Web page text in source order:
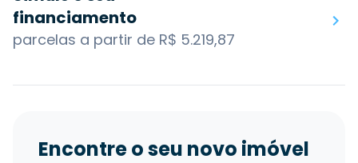
financiamento
parcelas a partir de R$ 5.219,87
Encontre o seu novo imóvel